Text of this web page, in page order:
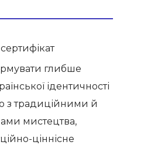
сертифікат
глибше
ідентичності
з традиційними й
мистецтва,
ціннісне